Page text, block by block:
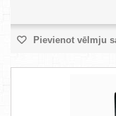
Pievienot vēlmju